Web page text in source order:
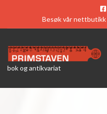
Besøk vår nettbutikk
bok og antikvariat